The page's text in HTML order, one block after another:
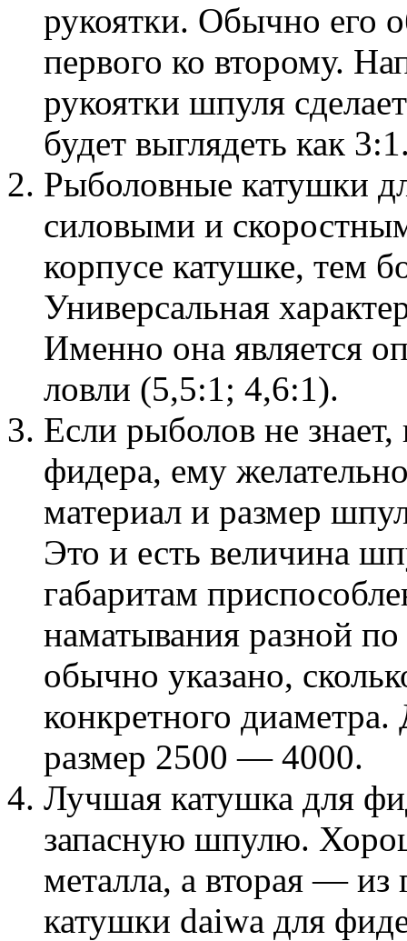
рукоятки. Обычно его
первого ко второму.
рукоятки шпуля
будет выглядеть как
Рыболовные катушки
силовыми и
корпусе катушке, тем
Универсальная
Именно она является
ловли (5,5:1; 4,6:1).
Если рыболов не
фидера, ему
материал и размер
Это и есть величина
габаритам
наматывания разной
обычно указано,
конкретного
размер 2500 — 4000.
Лучшая катушка для
запасную шпулю.
металла, а вторая — из
катушки daiwa для